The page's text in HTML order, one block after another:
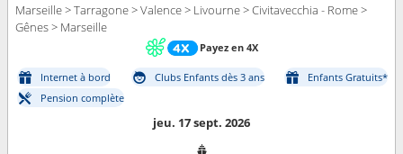
Marseille > Tarragone > Valence > Livourne > Civitavecchia - Rome >
Gênes > Marseille
Payez en 4X
Internet à bord Clubs Enfants dès 3 ans
Enfants Gratuits*
Pension complète
jeu. 17 sept. 2026